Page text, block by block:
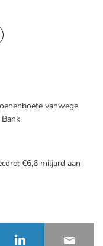
vanwege
€6,6 miljard aan